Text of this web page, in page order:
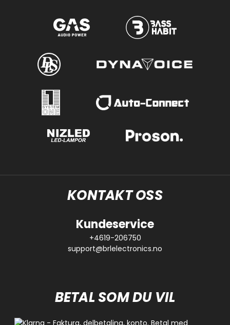
KONTAKT OSS
Kundeservice
+4619-206750
support@brlelectronics.no
BETAL SOM DU VIL